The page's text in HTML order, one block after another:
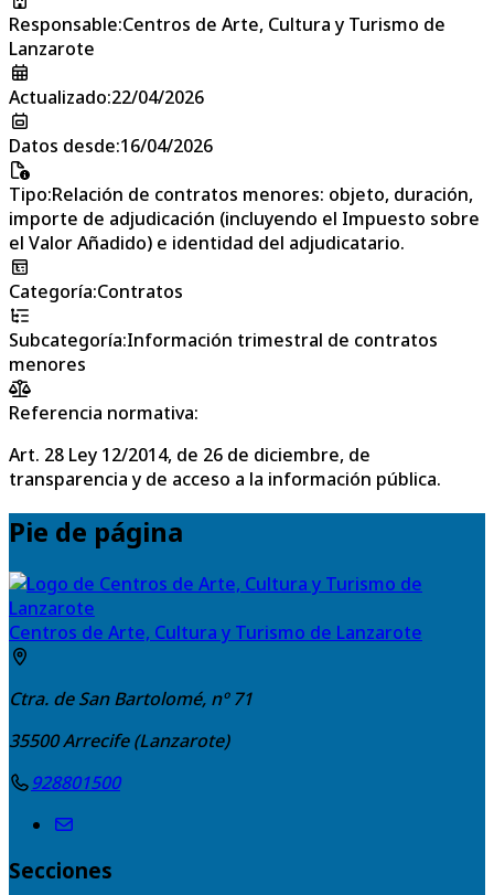
Responsable:Centros de Arte, Cultura y Turismo de
Lanzarote
Actualizado:22/04/2026
Datos desde:16/04/2026
Tipo:Relación de contratos menores: objeto, duración,
importe de adjudicación (incluyendo el Impuesto sobre
el Valor Añadido) e identidad del adjudicatario.
Categoría:Contratos
Subcategoría:Información trimestral de contratos
menores
Referencia normativa:
Art. 28 Ley 12/2014, de 26 de diciembre, de
transparencia y de acceso a la información pública.
Pie de página
Centros de Arte, Cultura y Turismo de Lanzarote
Ctra. de San Bartolomé, nº 71
35500Arrecife (Lanzarote)
928801500
Secciones